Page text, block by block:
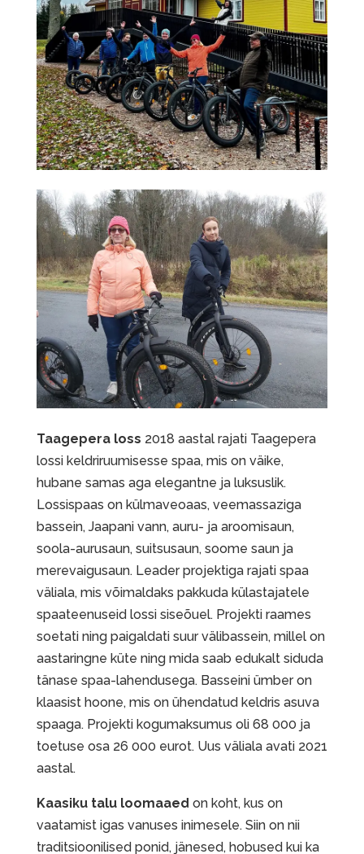
Taagepera loss 2018 aastal rajati Taagepera
lossi keldriruumisesse spaa, mis on väike,
hubane samas aga elegantne ja luksuslik.
Lossispaas on külmaveoaas, veemassaziga
bassein, Jaapani vann, auru- ja aroomisaun,
soola-aurusaun, suitsusaun, soome saun ja
merevaigusaun. Leader projektiga rajati spaa
väliala, mis võimaldaks pakkuda külastajatele
spaateenuseid lossi siseõuel. Projekti raames
soetati ning paigaldati suur välibassein, millel on
aastaringne küte ning mida saab edukalt siduda
tänase spaa-lahendusega. Basseini ümber on
klaasist hoone, mis on ühendatud keldris asuva
spaaga. Projekti kogumaksumus oli 68 000 ja
toetuse osa 26 000 eurot. Uus väliala avati 2021
aastal.
Kaasiku talu loomaaed on koht, kus on
vaatamist igas vanuses inimesele. Siin on nii
traditsioonilised ponid, jänesed, hobused kui ka